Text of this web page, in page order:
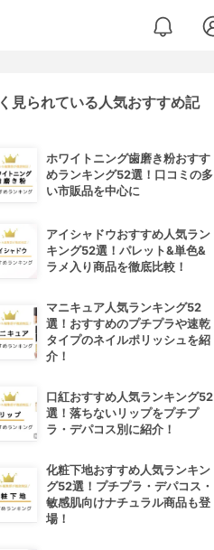
見られている人気おすすめ記
ホワイトニング歯磨き粉おすす
めランキング52選！口コミの多
い市販品を中心に
アイシャドウおすすめ人気ラン
キング52選！パレット&単色&
ラメ入り商品を徹底比較！
マニキュア人気ランキング52
選！おすすめのプチプラや速乾
タイプのネイルポリッシュを紹
介！
口紅おすすめ人気ランキング52
選！落ちないリップをプチプ
ラ・デパコス別に紹介！
化粧下地おすすめ人気ランキン
グ52選！プチプラ・デパコス・
敏感肌向けナチュラル商品も登
場！